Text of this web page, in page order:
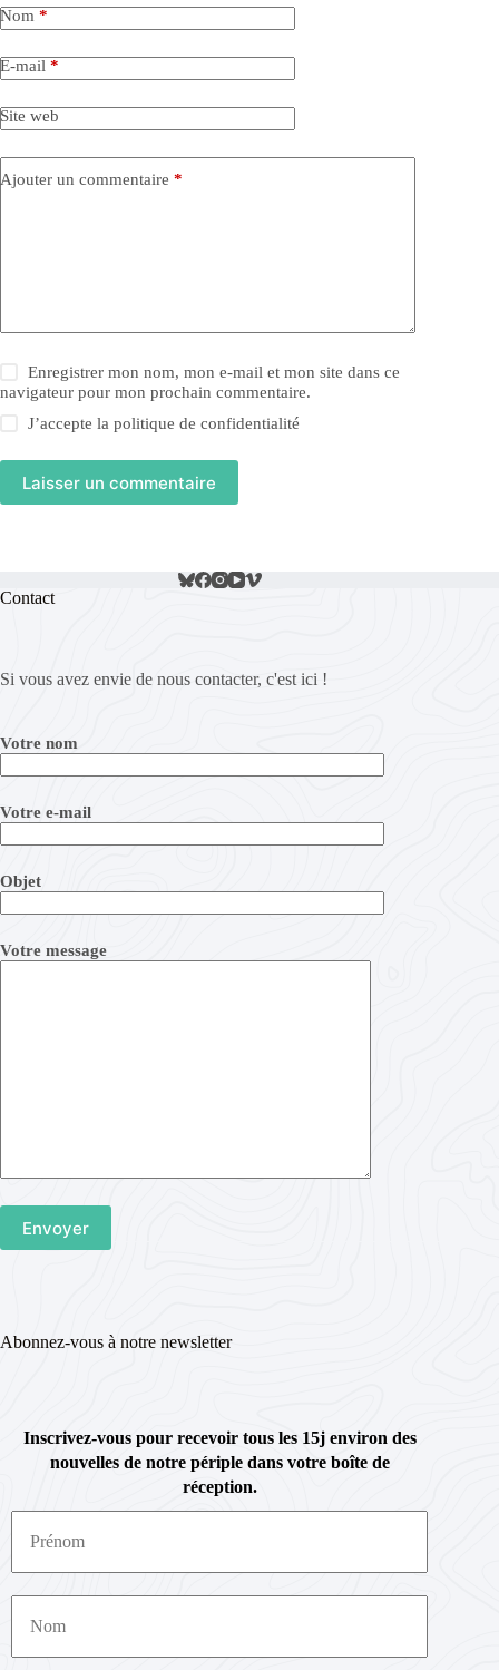
Nom *
E-mail *
Site web
Ajouter un commentaire *
Enregistrer mon nom, mon e-mail et mon site dans ce
navigateur pour mon prochain commentaire.
J’accepte lapolitique de confidentialité
Laisser un commentaire
Contact
Si vous avez envie de nous contacter, c'est ici !
Votre nom
Votre e-mail
Objet
Votre message
Abonnez-vous à notre newsletter
Inscrivez-vous pour recevoir tous les 15j environ des
nouvelles de notre périple dans votre boîte de
réception.